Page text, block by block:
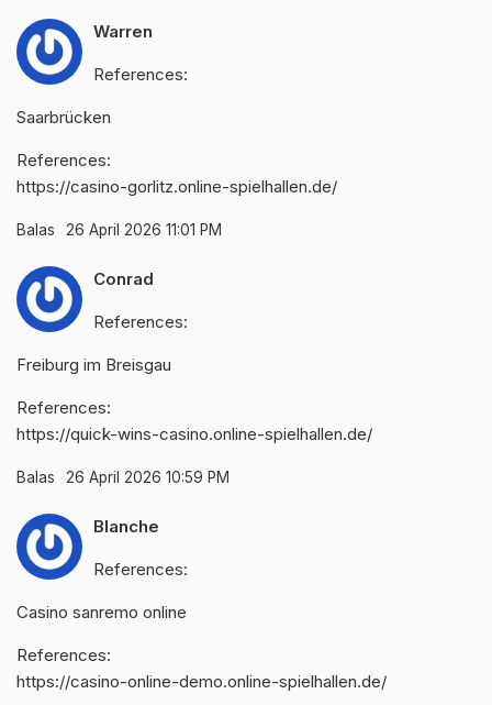
Warren
References:
Saarbrücken
References:
https://casino-gorlitz.online-spielhallen.de/
Balas 26 April 2026 11:01 PM
Conrad
References:
Freiburg im Breisgau
References:
https://quick-wins-casino.online-spielhallen.de/
Balas 26 April 2026 10:59 PM
Blanche
References:
Casino sanremo online
References:
https://casino-online-demo.online-spielhallen.de/